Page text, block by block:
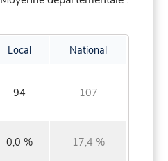
Local National
94 107
0,0 % 17,4 %